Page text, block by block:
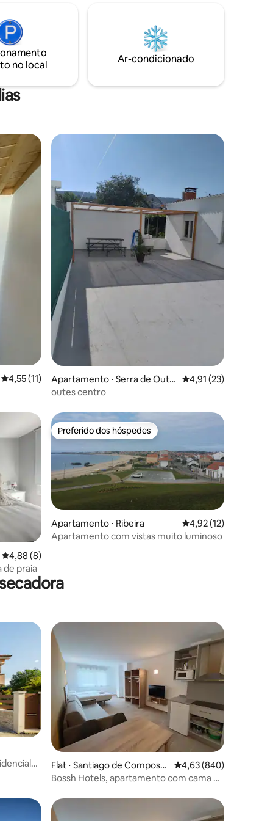
A
para
no local
Ar-condicionado
4,55 de uma avaliação média de 5, 11 avaliações
4,55 (11)
Apartamento ⋅ Serra de Oute
s
4,91 de uma
4,91 (23)
outes centro
4,88 de uma avaliação média de 5, 8 avaliações
4,88 (8)
de praia
Preferido dos hóspedes
Preferido dos hóspedes
Apartamento ⋅ Ribeira 4,92 de uma
4,92 (12)
Apartamento com vistas muito luminoso
Flat ⋅ Santiago de Composte
la
4,63 de uma avaliação
4,63 (840)
Bossh Hotels, apartamento com cama de